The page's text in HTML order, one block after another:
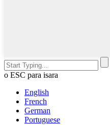
o ESC para isara
English
French
German
Portuguese